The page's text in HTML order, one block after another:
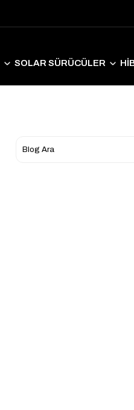
SOLAR SÜRÜCÜLER